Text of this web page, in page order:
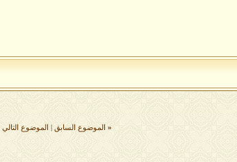
« الموضوع السابق الموضوع التالي